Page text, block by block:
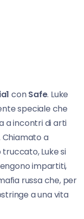
conSafe. Luke
speciale che
a incontri di arti
Chiamato a
Luke si
impartiti,
russa che, per
a una vita